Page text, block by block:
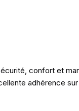
confort et
adhérence